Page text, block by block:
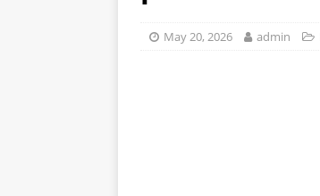
May 20, 2026 admin